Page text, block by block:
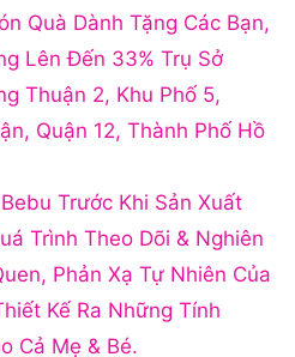
Quà Dành Tặng Các Bạn,
Lên Đến 33% Trụ Sở
Thuận 2, Khu Phố 5,
Quận 12, Thành Phố Hồ
Trước Khi Sản Xuất
Trình Theo Dõi & Nghiên
Phản Xạ Tự Nhiên Của
Kế Ra Những Tính
Cả Mẹ & Bé.